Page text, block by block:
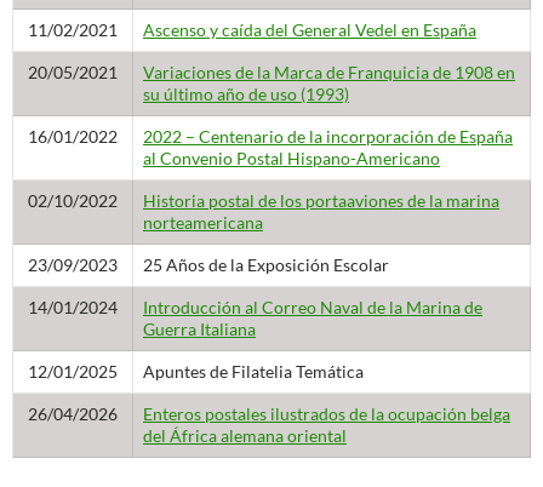
11/02/2021 Ascenso y caída del General Vedel en España
20/05/2021
Variaciones de la Marca de Franquicia de 1908 en
su último año de uso (1993)
16/01/2022
2022 – Centenario de la incorporación de España
al Convenio Postal Hispano-Americano
02/10/2022
Historia postal de los portaaviones de la marina
norteamericana
23/09/2023 25 Años de la Exposición Escolar
14/01/2024
Introducción al Correo Naval de la Marina de
Guerra Italiana
12/01/2025 Apuntes de Filatelia Temática
26/04/2026
Enteros postales ilustrados de la ocupación belga
del África alemana oriental